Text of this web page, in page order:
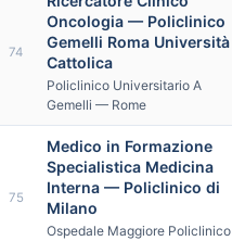
74
Oncologia — Policlinico
Gemelli Roma Università
Cattolica
Policlinico Universitario A
Gemelli — Rome
75
Medico in Formazione
Specialistica Medicina
Interna — Policlinico di
Milano
Ospedale Maggiore Policlinico